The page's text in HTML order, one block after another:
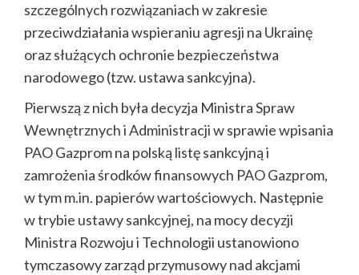
szczególnych rozwiązaniach w zakresie
przeciwdziałania wspieraniu agresji na Ukrainę
oraz służących ochronie bezpieczeństwa
narodowego (tzw. ustawa sankcyjna).
Pierwszą z nich była decyzja Ministra Spraw
Wewnętrznych i Administracji w sprawie wpisania
PAO Gazprom na polską listę sankcyjną i
zamrożenia środków finansowych PAO Gazprom,
w tym m.in. papierów wartościowych. Następnie
w trybie ustawy sankcyjnej, na mocy decyzji
Ministra Rozwoju i Technologii ustanowiono
tymczasowy zarząd przymusowy nad akcjami